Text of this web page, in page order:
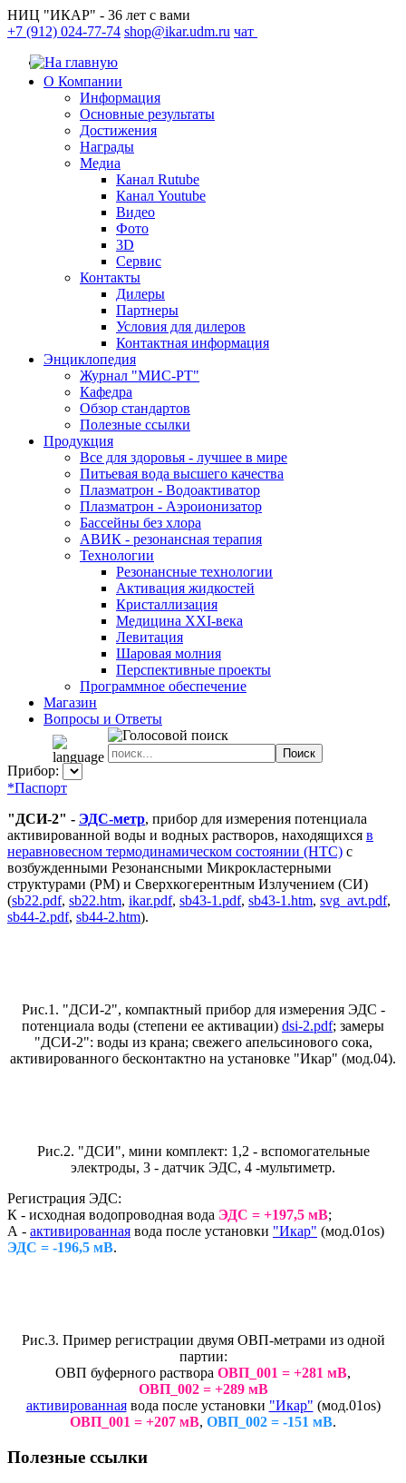
НИЦ "ИКАР" - 36 лет с вами
+7 (912) 024-77-74 shop@ikar.udm.ru чат
О Компании
Информация
Основные результаты
Достижения
Награды
Медиа
Канал Rutube
Канал Youtube
Видео
Фото
3D
Сервис
Контакты
Дилеры
Партнеры
Условия для дилеров
Контактная информация
Энциклопедия
Журнал "МИС-РТ"
Кафедра
Обзор стандартов
Полезные ссылки
Продукция
Все для здоровья - лучшее в мире
Питьевая вода высшего качества
Плазматрон - Водоактиватор
Плазматрон - Аэроионизатор
Бассейны без хлора
АВИК - резонансная терапия
Технологии
Резонансные технологии
Активация жидкостей
Кристаллизация
Медицина XXI-века
Левитация
Шаровая молния
Перспективные проекты
Программное обеспечение
Магазин
Вопросы и Ответы
Прибор:
*Паспорт
"ДСИ-2" - ЭДС-метр, прибор для измерения потенциала
активированной воды и водных растворов, находящихся в
неравновесном термодинамическом состоянии (НТС) с
возбужденными Резонансными Микрокластерными
структурами (РМ) и Сверхкогерентным Излучением (СИ)
(sb22.pdf, sb22.htm, ikar.pdf, sb43-1.pdf, sb43-1.htm, svg_avt.pdf,
sb44-2.pdf, sb44-2.htm).
Рис.1. "ДСИ-2", компактный прибор для измерения ЭДС -
потенциала воды (степени ее активации) dsi-2.pdf; замеры
"ДСИ-2": воды из крана; свежего апельсинового сока,
активированного бесконтактно на установке "Икар" (мод.04).
Рис.2. "ДСИ", мини комплект: 1,2 - вспомогательные
электроды, 3 - датчик ЭДС, 4 -мультиметр.
Регистрация ЭДС:
К - исходная водопроводная вода ЭДС = +197,5 мВ;
А - активированная вода после установки "Икар" (мод.01os)
ЭДС = -196,5 мВ.
Рис.3. Пример регистрации двумя ОВП-метрами из одной
партии:
ОВП буферного раствора ОВП_001 = +281 мВ,
ОВП_002 = +289 мВ
активированнаявода после установки "Икар" (мод.01os)
ОВП_001 = +207 мВ, ОВП_002 = -151 мВ.
Полезные ссылки